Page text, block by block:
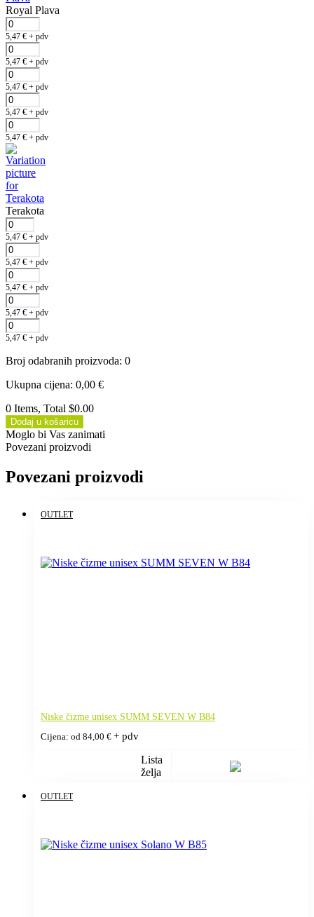
Royal Plava
5,47 € + pdv
5,47 € + pdv
5,47 € + pdv
5,47 € + pdv
5,47 € + pdv
Terakota
5,47 € + pdv
5,47 € + pdv
5,47 € + pdv
5,47 € + pdv
5,47 € + pdv
Broj odabranih proizvoda: 0
Ukupna cijena: 0,00 €
0 Items, Total $0.00
Dodaj u košaricu
Moglo bi Vas zanimati
Povezani proizvodi
Povezani proizvodi
OUTLET
Niske čizme unisex SUMM SEVEN W B84
Cijena: od 84,00 € + pdv
Lista
želja
OUTLET